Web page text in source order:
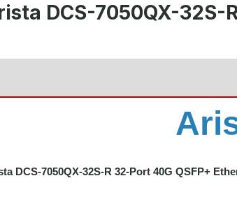
DCS-7050QX-32S-
DCS-7050QX-32S-R 32-Port 40G QSFP+